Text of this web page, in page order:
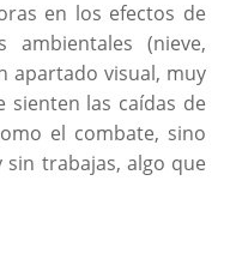
en los efectos de
ambientales (nieve,
apartado visual, muy
las caídas de
el combate, sino
trabajas, algo que